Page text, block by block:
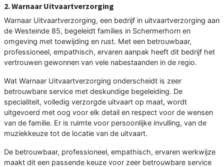
2. Warnaar Uitvaartverzorging
Warnaar Uitvaartverzorging, een bedrijf in uitvaartverzorging aan
de Westeinde 85, begeleidt families in Schermerhorn en
omgeving met toewijding en rust. Met een betrouwbaar,
professioneel, empathisch, ervaren aanpak heeft dit bedrijf het
vertrouwen gewonnen van vele nabestaanden in de regio.
Wat Warnaar Uitvaartverzorging onderscheidt is zeer
betrouwbare service met deskundige begeleiding. De
specialiteit, volledig verzorgde uitvaart op maat, wordt
uitgevoerd met oog voor elk detail en respect voor de wensen
van de familie. Er is ruimte voor persoonlijke invulling, van de
muziekkeuze tot de locatie van de uitvaart.
De betrouwbaar, professioneel, empathisch, ervaren werkwijze
maakt dit een passende keuze voor zeer betrouwbare service